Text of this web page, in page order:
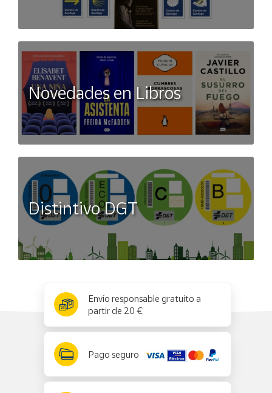
Novedades en Libros
Distintivo DGT
Envío responsable gratuito a
partir de 20 €
Pago seguro